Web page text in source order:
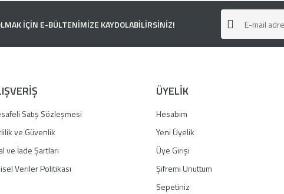
Gönder
İÇİN E-BÜLTENİMİZE KAYDOLABİLİRSİNİZ!
Satış Sözleşmesi
ve Güvenlik
ve İade Şartları
Veriler Politikası
ÜYELİK
Hesabım
Yeni Üyelik
Üye Girişi
Şifremi Unuttum
Sepetiniz